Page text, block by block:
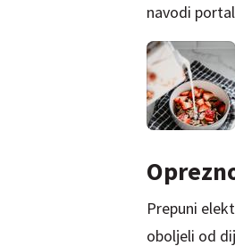
navodi portal
Prepuni
oboljeli od